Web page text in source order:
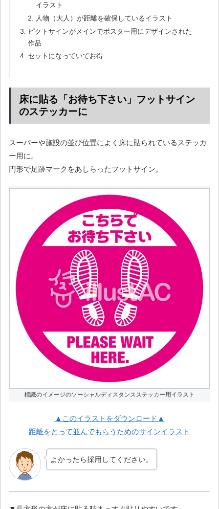
イラスト
人物（大人）が距離を確保しているイラスト
ピクトサインがメインでポスター用にデザインされた
作品
セットになっていてお得
床に貼る「お待ち下さい」フットサイン
のステッカーに
スーパーや施設の並び位置によく床に貼られているステッカ
ー用に。
円形で足跡マークをあしらったフットサイン。
標識のイメージのソーシャルディスタンスステッカー用イラスト
▲このイラストをダウンロード▲
距離をとって並んでもらうためのサインイラスト
よかったら採用してください。